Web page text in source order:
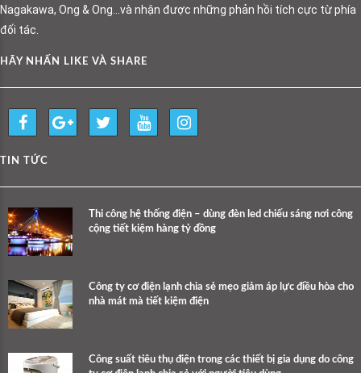
Nagakawa, Ong & Ong…và nhận được những phản hồi tích cực từ phía
đối tác.
HÃY NHẤN LIKE VÀ SHARE
TIN TỨC
Thi công hệ thống điện – dùng đèn led chiếu sáng nơi công
cộng tiết kiệm hàng tỷ đồng
Công ty cơ điện lạnh chia sẻ mẹo giảm áp lực điều hòa cho
nhà mát mà tiết kiệm điện
Công suất tiêu thụ điện trong các thiết bị gia dụng do công